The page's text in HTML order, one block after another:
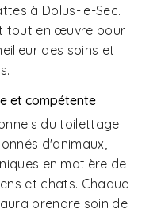
à Dolus-le-Sec.
tout en œuvre pour
des soins et
et compétente
du toilettage
d'animaux,
en matière de
et chats. Chaque
prendre soin de